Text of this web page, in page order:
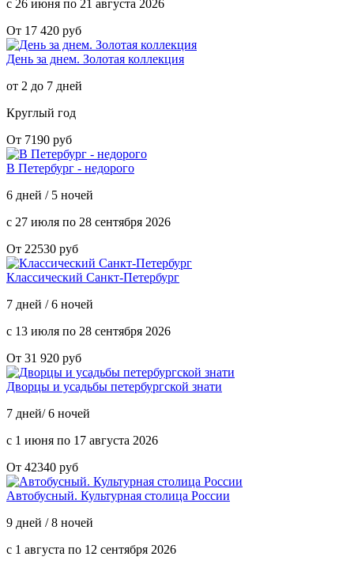
с 26 июня по 21 августа 2026
От 17 420 руб
День за днем. Золотая коллекция
от 2 до 7 дней
Круглый год
От 7190 руб
В Петербург - недорого
6 дней / 5 ночей
с 27 июля по 28 сентября 2026
От 22530 руб
Классический Санкт-Петербург
7 дней / 6 ночей
с 13 июля по 28 сентября 2026
От 31 920 руб
Дворцы и усадьбы петербургской знати
7 дней/ 6 ночей
с 1 июня по 17 августа 2026
От 42340 руб
Автобусный. Культурная столица России
9 дней / 8 ночей
с 1 августа по 12 сентября 2026